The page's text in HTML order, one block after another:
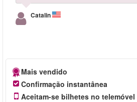
Catalin
Mais vendido
Confirmação instantânea
Aceitam-se bilhetes no telemóvel